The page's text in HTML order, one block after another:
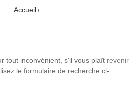
Accueil
tout inconvénient, s'il vous plaît revenir
le formulaire de recherche ci-